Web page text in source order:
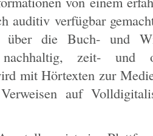
auditiv verfügbar
über die Buch- und
nachhaltig, zeit- und
mit Hörtexten zur
auf